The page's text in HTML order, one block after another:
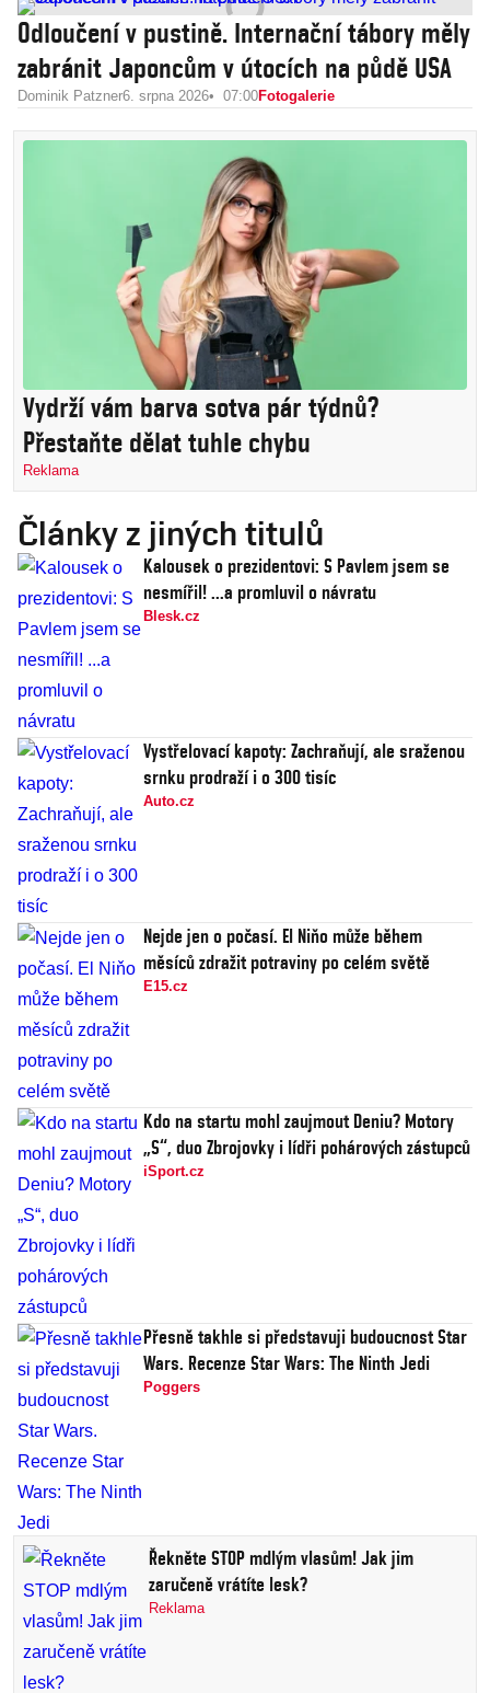
Odloučení v pustině. Internační tábory měly
zabránit Japoncům v útocích na půdě USA
Dominik Patzner6. srpna 2026 07:00Fotogalerie
Vydrží vám barva sotva pár týdnů?
Přestaňte dělat tuhle chybu
Reklama
Články z jiných titulů
Kalousek o prezidentovi: S Pavlem jsem se
nesmířil! ...a promluvil o návratu
Blesk.cz
Vystřelovací kapoty: Zachraňují, ale sraženou
srnku prodraží i o 300 tisíc
Auto.cz
Nejde jen o počasí. El Niňo může během
měsíců zdražit potraviny po celém světě
E15.cz
Kdo na startu mohl zaujmout Deniu? Motory
„S“, duo Zbrojovky i lídři pohárových zástupců
iSport.cz
Přesně takhle si představuji budoucnost Star
Wars. Recenze Star Wars: The Ninth Jedi
Poggers
Řekněte STOP mdlým vlasům! Jak jim
zaručeně vrátíte lesk?
Reklama